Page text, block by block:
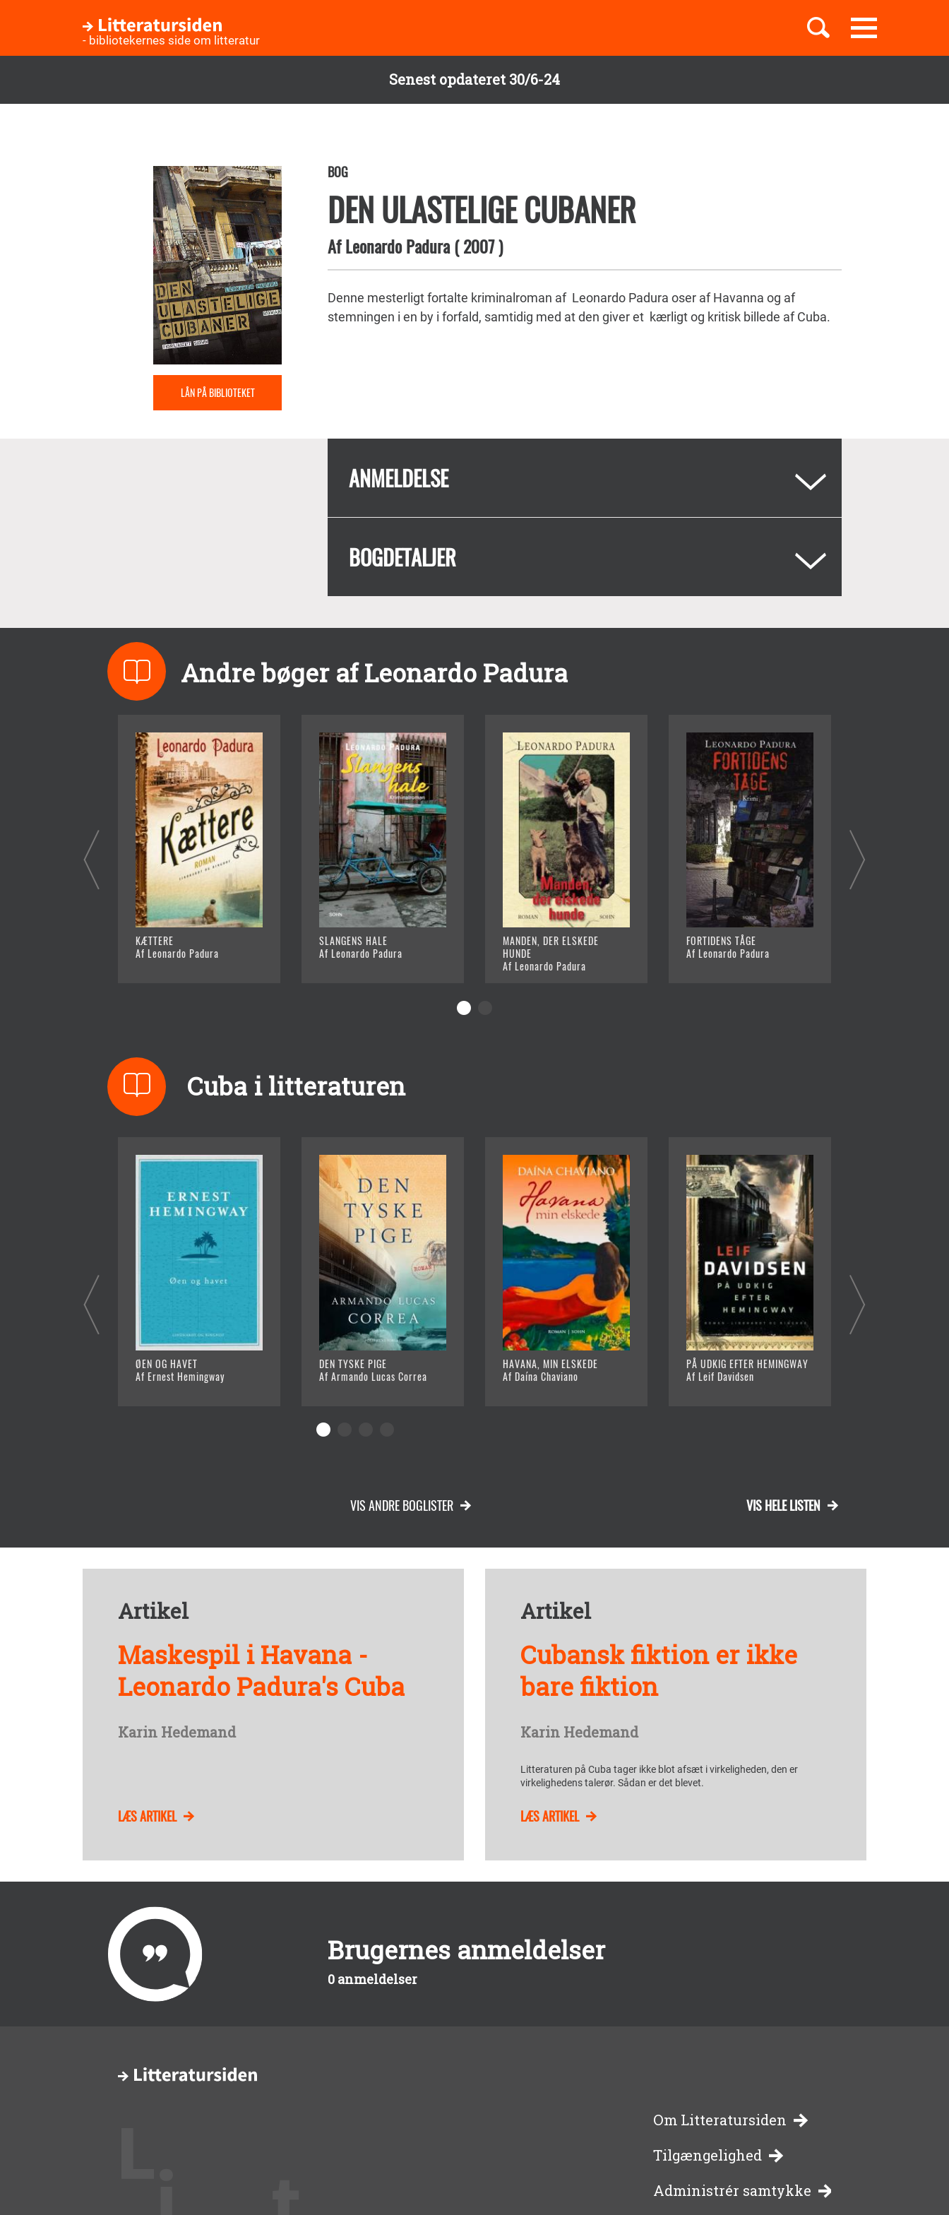
Senest opdateret 30/6-24
Toggle
navigation
- bibliotekernes side om litteratur
Børnebøger
Temaer
LÅN PÅ BIBLIOTEKET
BOG
DEN ULASTELIGE CUBANER
AfLeonardo Padura(2007)
Denne mesterligt fortalte kriminalroman af Leonardo Padura oser af Havanna og af
stemningen i en by i forfald, samtidig med at den giver et kærligt og kritisk billede af Cuba.
ANMELDELSE
BOGDETALJER
Andre bøger af Leonardo Padura
KÆTTERE
Af Leonardo Padura
SLANGENS HALE
Af Leonardo Padura
MANDEN, DER ELSKEDE
HUNDE
Af Leonardo Padura
FORTIDENS TÅGE
Af Leonardo Padura
Cuba i litteraturen
ØEN OG HAVET
Af Ernest Hemingway
DEN TYSKE PIGE
Af Armando Lucas Correa
HAVANA, MIN ELSKEDE
Af Daína Chaviano
PÅ UDKIG EFTER HEMINGWAY
Af Leif Davidsen
VIS HELE LISTEN
VIS ANDRE BOGLISTER
Artikel
Maskespil i Havana -
Leonardo Padura's Cuba
Karin Hedemand
LÆS ARTIKEL
Artikel
Cubansk fiktion er ikke
bare fiktion
Karin Hedemand
Litteraturen på Cuba tager ikke blot afsæt i virkeligheden, den er
virkelighedens talerør. Sådan er det blevet.
LÆS ARTIKEL
Brugernes anmeldelser
0 anmeldelser
-
bibliotekernes
Om Litteratursiden
Tilgængelighed
Administrér samtykke